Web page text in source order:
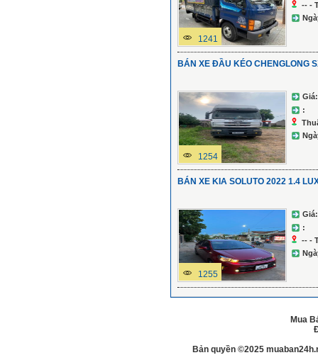
1241
-- -
BÁN XE ĐẦU KÉO CHENGLONG
1254
Giá:
:
BÁN XE KIA SOLUTO 2022 1.4
1255
Giá:
:
-- -
Mua
Bản quyền ©2025